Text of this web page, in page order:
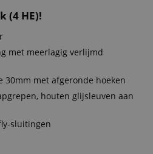
(4 HE)!
met meerlagig verlijmd
met afgeronde hoeken
houten glijsleuven aan
sluitingen